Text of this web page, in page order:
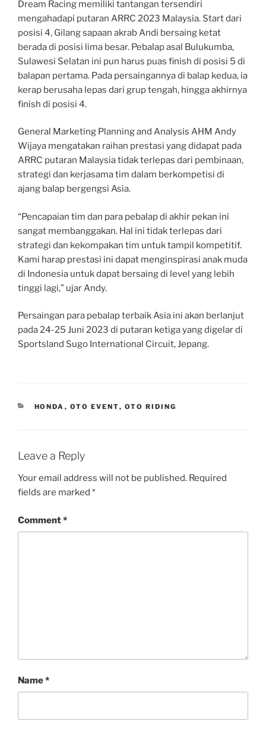
Dream Racing memiliki tantangan tersendiri
mengahadapi putaran ARRC 2023 Malaysia. Start dari
posisi 4, Gilang sapaan akrab Andi bersaing ketat
berada di posisi lima besar. Pebalap asal Bulukumba,
Sulawesi Selatan ini pun harus puas finish di posisi 5 di
balapan pertama. Pada persaingannya di balap kedua, ia
kerap berusaha lepas dari grup tengah, hingga akhirnya
finish di posisi 4.
General Marketing Planning and Analysis AHM Andy
Wijaya mengatakan raihan prestasi yang didapat pada
ARRC putaran Malaysia tidak terlepas dari pembinaan,
strategi dan kerjasama tim dalam berkompetisi di
ajang balap bergengsi Asia.
“Pencapaian tim dan para pebalap di akhir pekan ini
sangat membanggakan. Hal ini tidak terlepas dari
strategi dan kekompakan tim untuk tampil kompetitif.
Kami harap prestasi ini dapat menginspirasi anak muda
di Indonesia untuk dapat bersaing di level yang lebih
tinggi lagi,” ujar Andy.
Persaingan para pebalap terbaik Asia ini akan berlanjut
pada 24-25 Juni 2023 di putaran ketiga yang digelar di
Sportsland Sugo International Circuit, Jepang.
CATEGORIES
HONDA , OTO EVENT, OTO RIDING
Leave a Reply
Your email address will not be published. Required
fields are marked *
Comment*
Name*